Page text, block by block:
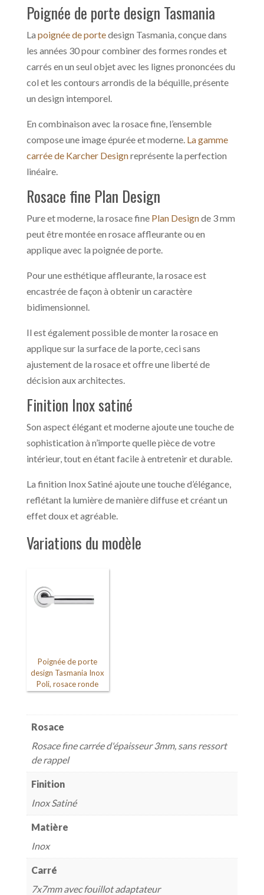
Poignée de porte design Tasmania
La poignée de portedesign Tasmania, conçue dans
les années 30 pour combiner des formes rondes et
carrés en un seul objet avec les lignes prononcées du
col et les contours arrondis de la béquille, présente
un design intemporel.
En combinaison avec la rosace fine, l’ensemble
compose une image épurée et moderne. La gamme
carrée de Karcher Designreprésente la perfection
linéaire.
Rosace fine Plan Design
Pure et moderne, la rosace fine Plan Designde 3 mm
peut être montée en rosace affleurante ou en
applique avec la poignée de porte.
Pour une esthétique affleurante, la rosace est
encastrée de façon à obtenir un caractère
bidimensionnel.
Il est également possible de monter la rosace en
applique sur la surface de la porte, ceci sans
ajustement de la rosace et offre une liberté de
décision aux architectes.
Finition Inox satiné
Son aspect élégant et moderne ajoute une touche de
sophistication à n’importe quelle pièce de votre
intérieur, tout en étant facile à entretenir et durable.
La finition Inox Satiné ajoute une touche d’élégance,
reflétant la lumière de manière diffuse et créant un
effet doux et agréable.
Variations du modèle
Poignée de porte
design Tasmania Inox
Poli, rosace ronde
Rosace
Rosace fine carrée d'épaisseur 3mm, sans ressort
de rappel
Finition
Inox Satiné
Matière
Inox
Carré
7x7mm avec fouillot adaptateur